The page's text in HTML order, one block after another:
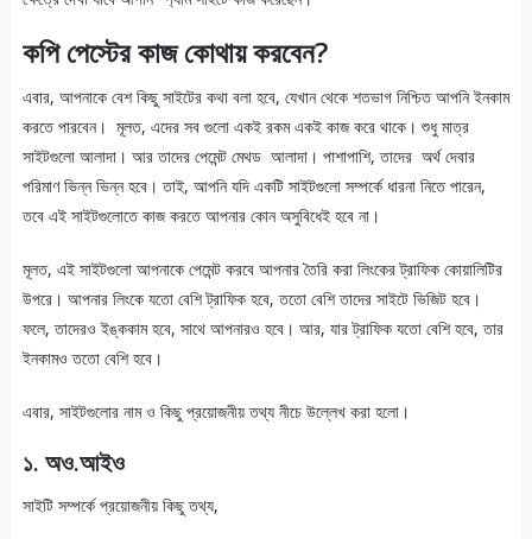
কপি পেস্টের কাজ কোথায় করবেন?
এবার, আপনাকে বেশ কিছু সাইটের কথা বলা হবে, যেখান থেকে শতভাগ নিশ্চিত আপনি ইনকাম
করতে পারবেন। মূলত, এদের সব গুলো একই রকম একই কাজ করে থাকে। শুধু মাত্র
সাইটগুলো আলাদা। আর তাদের পেমেন্ট মেথড আলাদা। পাশাপাশি, তাদের অর্থ দেবার
পরিমাণ ভিন্ন ভিন্ন হবে। তাই, আপনি যদি একটি সাইটগুলো সম্পর্কে ধারনা নিতে পারেন,
তবে এই সাইটগুলোতে কাজ করতে আপনার কোন অসুবিধেই হবে না।
মূলত, এই সাইটগুলো আপনাকে পেমেন্ট করবে আপনার তৈরি করা লিংকের ট্রাফিক কোয়ালিটির
উপরে। আপনার লিংকে যতো বেশি ট্রাফিক হবে, ততো বেশি তাদের সাইটে ভিজিট হবে।
ফলে, তাদেরও ইঙ্ককাম হবে, সাথে আপনারও হবে। আর, যার ট্রাফিক যতো বেশি হবে, তার
ইনকামও ততো বেশি হবে।
এবার, সাইটগুলোর নাম ও কিছু প্রয়োজনীয় তথ্য নীচে উল্লেখ করা হলো।
১. অও.আইও
সাইটি সম্পর্কে প্রয়োজনীয় কিছু তথ্য,